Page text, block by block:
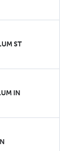
ST
IN